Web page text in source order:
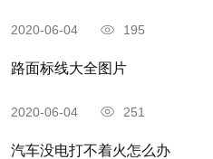
2020-06-04 195
路面标线大全图片
2020-06-04 251
汽车没电打不着火怎么办